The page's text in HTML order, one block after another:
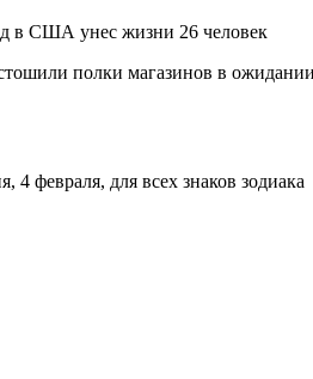
в США унес жизни 26 человек
полки магазинов в
4 февраля, для всех знаков зодиака